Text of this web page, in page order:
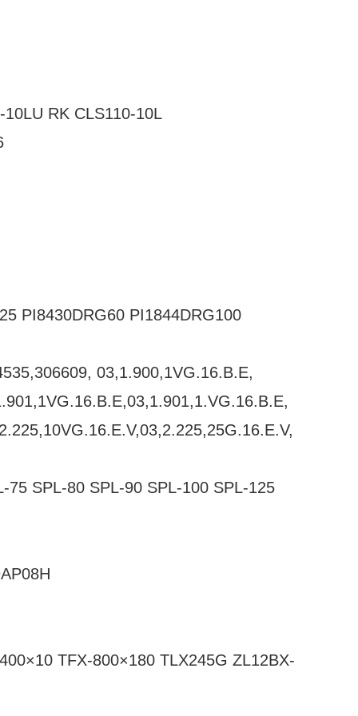
RK CLS110-10L
PI8430DRG60 PI1844DRG100
03,1.900,1VG.16.B.E,
75 SPL-80 SPL-90 SPL-100 SPL-125
TFX-800×180 TLX245G ZL12BX-